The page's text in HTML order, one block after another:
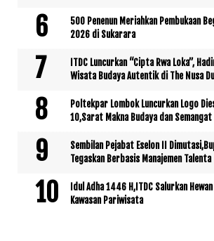
500 Penenun Meriahkan Pembukaan
2026 di Sukarara
ITDC Luncurkan “Cipta Rwa Loka”,
Wisata Budaya Autentik di The Nusa
Poltekpar Lombok Luncurkan Logo
10,Sarat Makna Budaya dan
Sembilan Pejabat Eselon II
Tegaskan Berbasis Manajemen Talenta
Idul Adha 1446 H,ITDC Salurkan
Kawasan Pariwisata